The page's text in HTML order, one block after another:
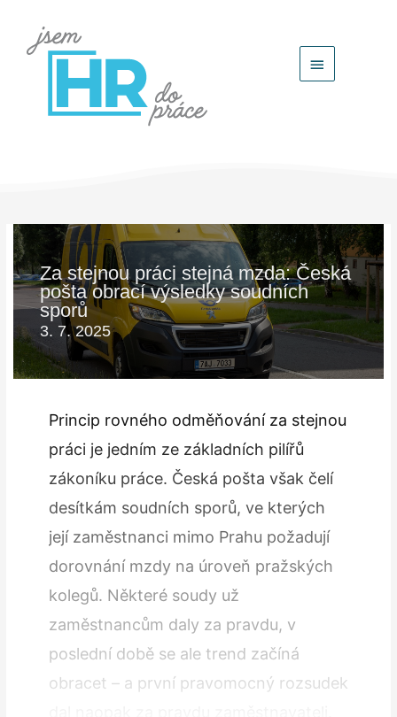
Hlavní
Za stejnou práci stejná mzda: Česká
pošta obrací výsledky soudních
sporů
3. 7. 2025
Princip rovného odměňování za stejnou
práci je jedním ze základních pilířů
zákoníku práce. Česká pošta však čelí
desítkám soudních sporů, ve kterých
její zaměstnanci mimo Prahu požadují
dorovnání mzdy na úroveň pražských
kolegů. Některé soudy už
zaměstnancům daly za pravdu, v
poslední době se ale trend začíná
obracet – a první pravomocný rozsudek